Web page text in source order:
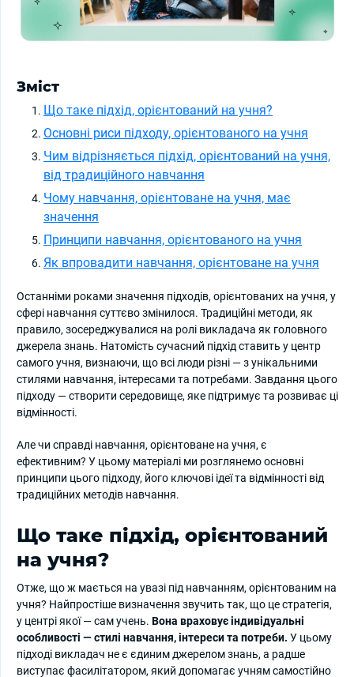
Зміст
Що таке підхід, орієнтований на учня?
Основні риси підходу, орієнтованого на учня
Чим відрізняється підхід, орієнтований на учня,
від традиційного навчання
Чому навчання, орієнтоване на учня, має
значення
Принципи навчання, орієнтованого на учня
Як впровадити навчання, орієнтоване на учня
Останніми роками значення підходів, орієнтованих на учня, у
сфері навчання суттєво змінилося. Традиційні методи, як
правило, зосереджувалися на ролі викладача як головного
джерела знань. Натомість сучасний підхід ставить у центр
самого учня, визнаючи, що всі люди різні — з унікальними
стилями навчання, інтересами та потребами. Завдання цього
підходу — створити середовище, яке підтримує та розвиває ці
відмінності.
Але чи справді навчання, орієнтоване на учня, є
ефективним? У цьому матеріалі ми розглянемо основні
принципи цього підходу, його ключові ідеї та відмінності від
традиційних методів навчання.
Що таке підхід, орієнтований
на учня?
Отже, що ж мається на увазі під навчанням, орієнтованим на
учня? Найпростіше визначення звучить так, що це стратегія,
у центрі якої — сам учень. Вона враховує індивідуальні
особливості — стилі навчання, інтереси та потреби. У цьому
підході викладач не є єдиним джерелом знань, а радше
виступає фасилітатором, який допомагає учням самостійно